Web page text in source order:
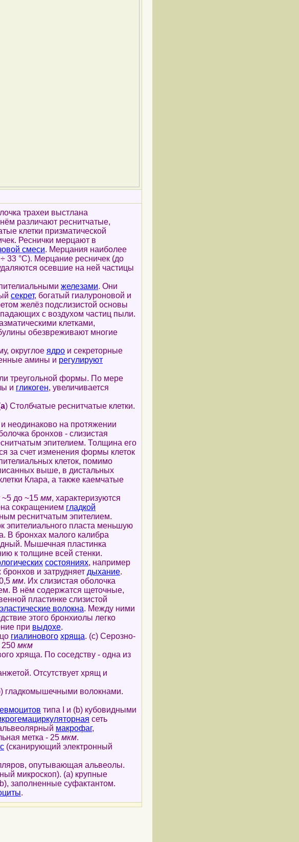
трахеи выстлана
различают реснитчатые,
клетки призматической
Реснички мерцают в
смеси. Мерцания наиболее
33 °С). Мерцание ресничек (до
осевшие на ней частицы
железами. Они
секрет, богатый гиалуроновой и
желёз подслизистой основы
с воздухом частиц пыли.
клетками,
обезвреживают многие
округлое ядро и секреторные
амины и регулируют
треугольной формы. По мере
и гликоген, увеличивается
a) Столбчатые реснитчатые клетки.
неодинаково на протяжении
бронхов - слизистая
эпителием. Толщина его
за счет изменения формы клеток
клеток, помимо
выше, в дистальных
Клара, а также каемчатые
до ~15 мм, характеризуются
сокращением гладкой
реснитчатым эпителием.
пласта меньшую
В бронхах малого калибра
Мышечная пластинка
к толщине всей стенки.
состояниях, например
и затрудняет дыхание.
мм. Их слизистая оболочка
В нём содержатся щеточные,
пластинке слизистой
эластические волокна. Между ними
этого бронхиолы легко
при выдохе.
гиалинового хряща. (c) Серозно-
250 мкм
хряща. По соседству - одна из
Отсутствует хрящ и
гладкомышечными волокнами.
типа I и (b) кубовидными
сеть
макрофаг,
метка - 25 мкм.
(сканирующий электронный
опутывающая альвеолы.
микроскоп). (a) крупные
заполненные суфактантом.
.